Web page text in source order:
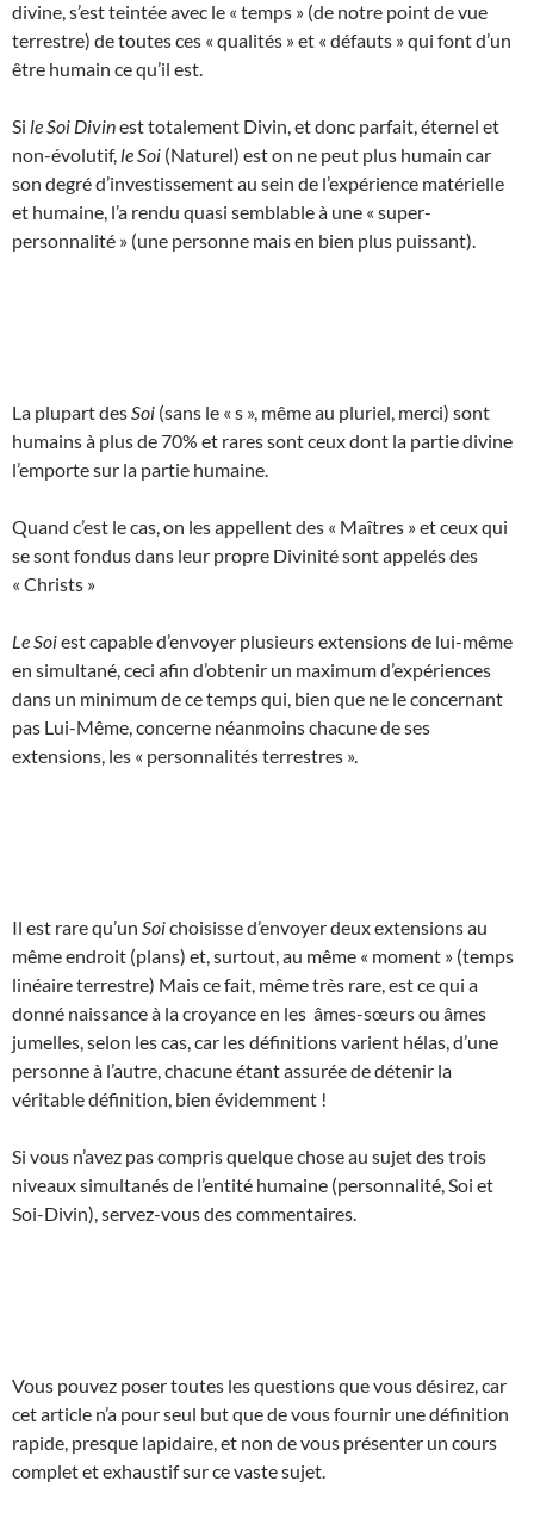
divine, s’est teintée avec le « temps » (de notre point de vue
terrestre) de toutes ces « qualités » et « défauts » qui font d’un
être humain ce qu’il est.
Si le Soi Divinest totalement Divin, et donc parfait, éternel et
non-évolutif, le Soi (Naturel) est on ne peut plus humain car
son degré d’investissement au sein de l’expérience matérielle
et humaine, l’a rendu quasi semblable à une « super-
personnalité » (une personne mais en bien plus puissant).
La plupart des Soi (sans le « s », même au pluriel, merci) sont
humains à plus de 70% et rares sont ceux dont la partie divine
l’emporte sur la partie humaine.
Quand c’est le cas, on les appellent des « Maîtres » et ceux qui
se sont fondus dans leur propre Divinité sont appelés des
« Christs »
Le Soiest capable d’envoyer plusieurs extensions de lui-même
en simultané, ceci afin d’obtenir un maximum d’expériences
dans un minimum de ce temps qui, bien que ne le concernant
pas Lui-Même, concerne néanmoins chacune de ses
extensions, les « personnalités terrestres ».
Il est rare qu’un Soichoisisse d’envoyer deux extensions au
même endroit (plans) et, surtout, au même « moment » (temps
linéaire terrestre) Mais ce fait, même très rare, est ce qui a
donné naissance à la croyance en les âmes-sœurs ou âmes
jumelles, selon les cas, car les définitions varient hélas, d’une
personne à l’autre, chacune étant assurée de détenir la
véritable définition, bien évidemment !
Si vous n’avez pas compris quelque chose au sujet des trois
niveaux simultanés de l’entité humaine (personnalité, Soi et
Soi-Divin), servez-vous des commentaires.
Vous pouvez poser toutes les questions que vous désirez, car
cet article n’a pour seul but que de vous fournir une définition
rapide, presque lapidaire, et non de vous présenter un cours
complet et exhaustif sur ce vaste sujet.